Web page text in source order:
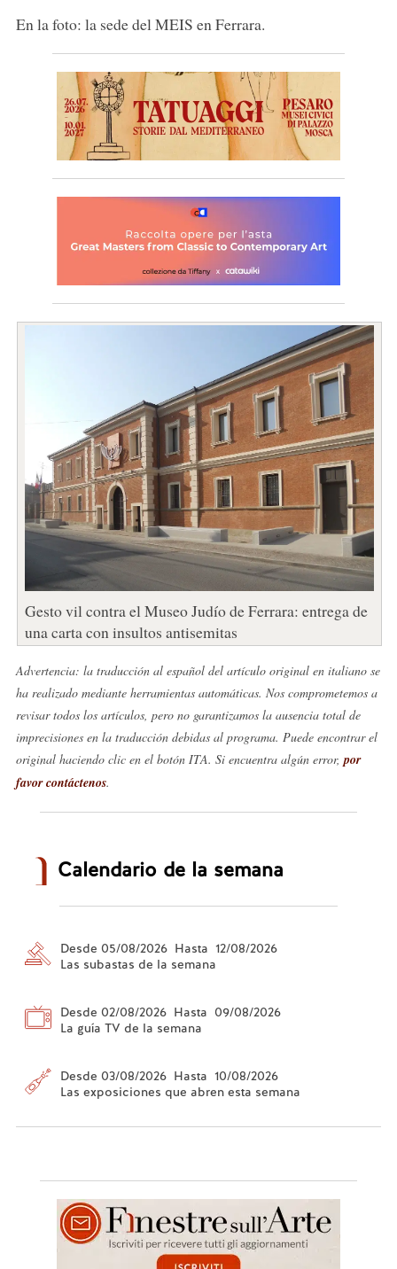
En la foto: la sede del MEIS en Ferrara.
Gesto vil contra el Museo Judío de Ferrara: entrega de
una carta con insultos antisemitas
Advertencia: la traducción al español del artículo original en italiano se
ha realizado mediante herramientas automáticas. Nos comprometemos a
revisar todos los artículos, pero no garantizamos la ausencia total de
imprecisiones en la traducción debidas al programa. Puede encontrar el
original haciendo clic en el botón ITA. Si encuentra algún error, por
favor contáctenos.
Calendario de la semana
Desde 05/08/2026 Hasta 12/08/2026
Las subastas de la semana
Desde 02/08/2026 Hasta 09/08/2026
La guía TV de la semana
Desde 03/08/2026 Hasta 10/08/2026
Las exposiciones que abren esta semana